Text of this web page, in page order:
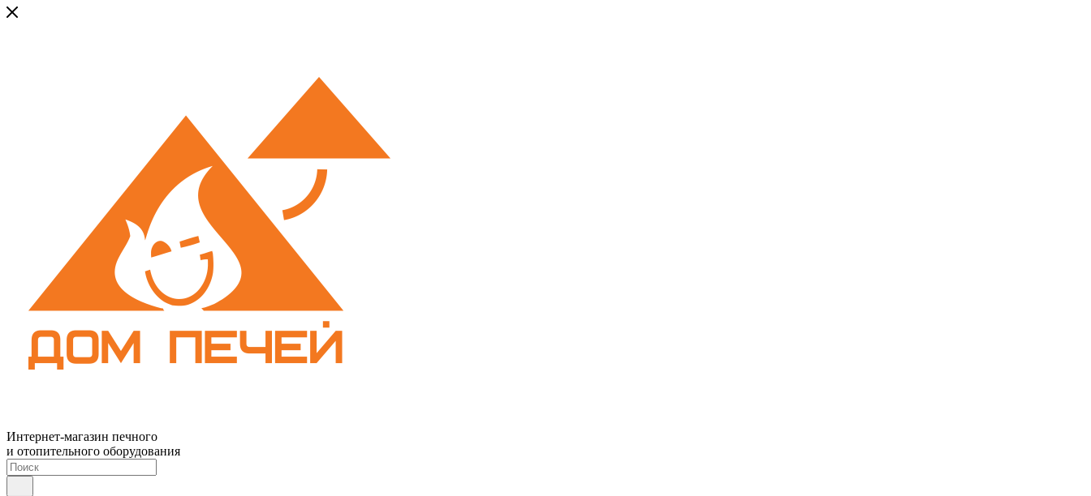
Интернет-магазин печного
и отопительного оборудования